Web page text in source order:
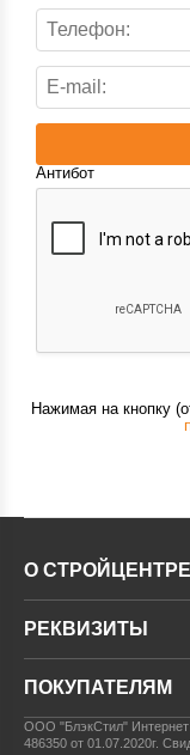
Антибот
Нажимая на кнопку
О СТРОЙЦЕНТРЕ
РЕКВИЗИТЫ
ПОКУПАТЕЛЯМ
ООО "БлэкСтил"
486350 от 01.07.2020г.